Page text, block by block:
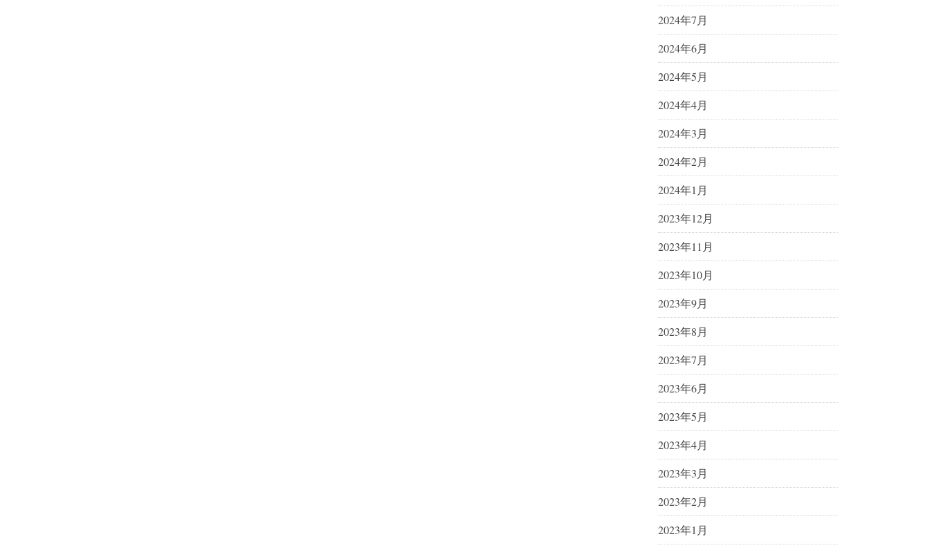
2024年7月
2024年6月
2024年5月
2024年4月
2024年3月
2024年2月
2024年1月
2023年12月
2023年11月
2023年10月
2023年9月
2023年8月
2023年7月
2023年6月
2023年5月
2023年4月
2023年3月
2023年2月
2023年1月